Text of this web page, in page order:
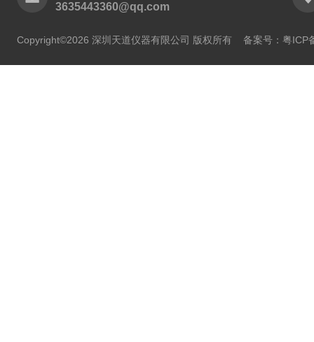
3635443360@qq.com
Copyright©2026 深圳天道仪器有限公司 版权所有 备案号：粤ICP